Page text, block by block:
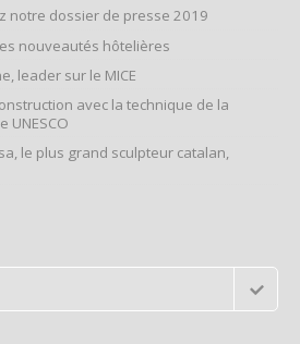
notre dossier de presse 2019
nouveautés hôtelières
leader sur le MICE
avec la technique de la
UNESCO
le plus grand sculpteur catalan,